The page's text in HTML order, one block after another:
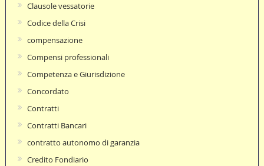
Clausole vessatorie
Codice della Crisi
compensazione
Compensi professionali
Competenza e Giurisdizione
Concordato
Contratti
Contratti Bancari
contratto autonomo di garanzia
Credito Fondiario